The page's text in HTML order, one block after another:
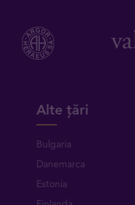
Alte țări
Bulgaria
Danemarca
Estonia